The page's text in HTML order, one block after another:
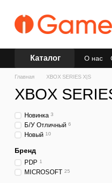
Каталог О нас
Главная XBOX SERIES X|S
XBOX
Новинка 3
Б/У Отличный 6
Новый 10
Бренд
PDP 1
MICROSOFT 25